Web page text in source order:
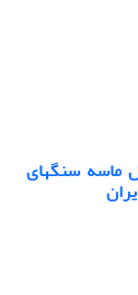
ماسه سنگهای